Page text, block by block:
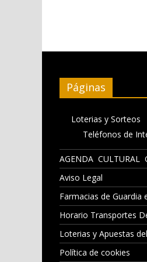
Páginas
Loterias y Sorteos
Teléfonos de
AGENDA CULTURAL
Aviso Legal
Farmacias de Guardia
Horario Transportes
Loterias y Apuestas
Política de cookies